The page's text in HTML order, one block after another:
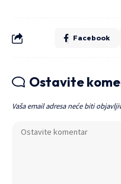
Facebook
Ostavite
Vaša email adresa neće biti